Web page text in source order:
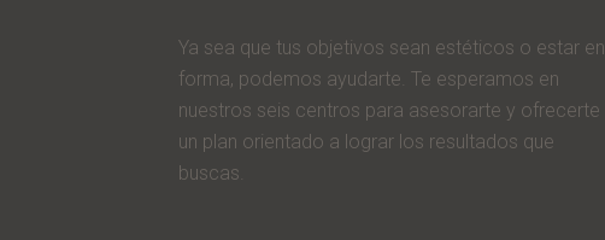
Ya sea que tus objetivos sean estéticos o estar en
forma, podemos ayudarte. Te esperamos en
nuestros seis centros para asesorarte y ofrecerte
un plan orientado a lograr los resultados que
buscas.